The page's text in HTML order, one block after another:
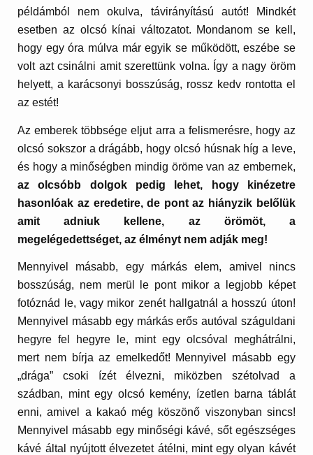
példámból nem okulva, távirányítású autót! Mindkét
esetben az olcsó kínai változatot. Mondanom se kell,
hogy egy óra múlva már egyik se működött, eszébe se
volt azt csinálni amit szerettünk volna. Így a nagy öröm
helyett, a karácsonyi bosszúság, rossz kedv rontotta el
az estét!
Az emberek többsége eljut arra a felismerésre, hogy az
olcsó sokszor a drágább, hogy olcsó húsnak híg a leve,
és hogy a minőségben mindig öröme van az embernek,
az olcsóbb dolgok pedig lehet, hogy kinézetre
hasonlóak az eredetire, de pont az hiányzik belőlük
amit adniuk kellene, az örömöt, a
megelégedettséget, az élményt nem adják meg!
Mennyivel másabb, egy márkás elem, amivel nincs
bosszúság, nem merül le pont mikor a legjobb képet
fotóznád le, vagy mikor zenét hallgatnál a hosszú úton!
Mennyivel másabb egy márkás erős autóval száguldani
hegyre fel hegyre le, mint egy olcsóval meghátrálni,
mert nem bírja az emelkedőt! Mennyivel másabb egy
„drága” csoki ízét élvezni, miközben szétolvad a
szádban, mint egy olcsó kemény, ízetlen barna táblát
enni, amivel a kakaó még köszönő viszonyban sincs!
Mennyivel másabb egy minőségi kávé, sőt egészséges
kávé által nyújtott élvezetet átélni, mint egy olyan kávét